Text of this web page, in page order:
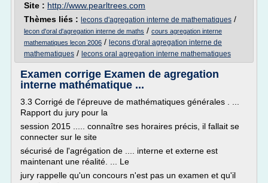
Site : http://www.pearltrees.com
Thèmes liés : lecons d'agregation interne de mathematiques /
lecon d'oral d'agregation interne de maths / cours agregation interne
mathematiques lecon 2006 / lecons d'oral agregation interne de
mathematiques / lecons oral agregation interne mathematiques
Examen corrige Examen de agregation
interne mathématique ...
3.3 Corrigé de l'épreuve de mathématiques générales . ...
Rapport du jury pour la
session 2015 ..... connaître ses horaires précis, il fallait se
connecter sur le site
sécurisé de l'agrégation de .... interne et externe est
maintenant une réalité. ... Le
jury rappelle qu'un concours n'est pas un examen et qu'il